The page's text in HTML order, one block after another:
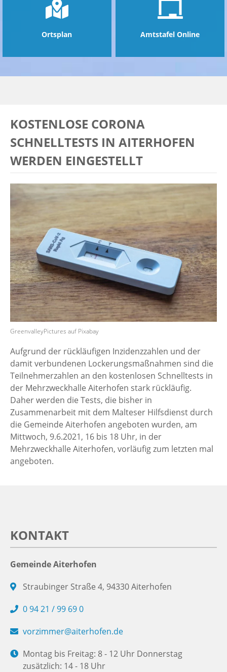
Ortsplan Amtstafel Online
KOSTENLOSE CORONA
SCHNELLTESTS IN AITERHOFEN
WERDEN EINGESTELLT
GreenvalleyPictures auf Pixabay
Aufgrund der rückläufigen Inzidenzzahlen und der
damit verbundenen Lockerungsmaßnahmen sind die
Teilnehmerzahlen an den kostenlosen Schnelltests in
der Mehrzweckhalle Aiterhofen stark rückläufig.
Daher werden die Tests, die bisher in
Zusammenarbeit mit dem Malteser Hilfsdienst durch
die Gemeinde Aiterhofen angeboten wurden, am
Mittwoch, 9.6.2021, 16 bis 18 Uhr, in der
Mehrzweckhalle Aiterhofen, vorläufig zum letzten mal
angeboten.
KONTAKT
Gemeinde Aiterhofen
Straubinger Straße 4, 94330 Aiterhofen
0 94 21 / 99 69 0
vorzimmer@aiterhofen.de
Montag bis Freitag: 8 - 12 Uhr Donnerstag
zusätzlich: 14 - 18 Uhr